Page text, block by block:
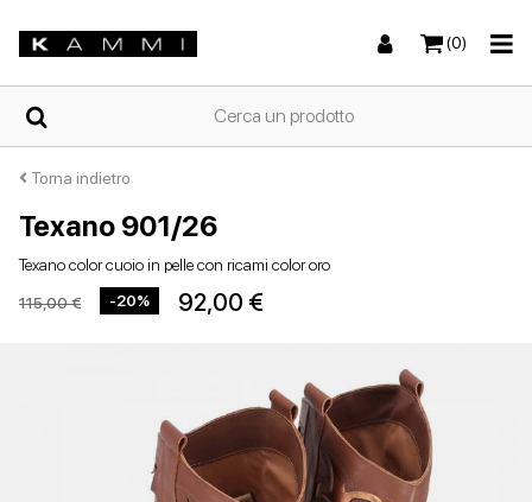
(0)
HOME
CHI
SIAMO
SneakersSandali bassi
SneakersStivali e stivaletti
Torna indietro
Texano 901/26
Texano color cuoio in pelle con ricami color oro
115,00 € -20% 92,00 €